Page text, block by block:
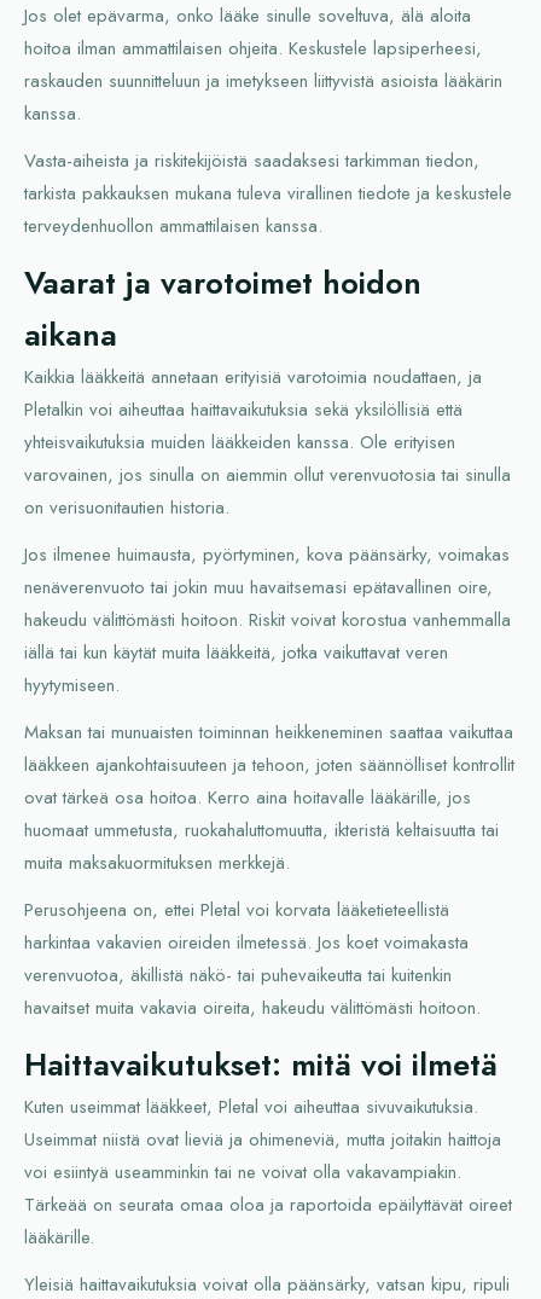
Jos olet epävarma, onko lääke sinulle soveltuva, älä aloita
hoitoa ilman ammattilaisen ohjeita. Keskustele lapsiperheesi,
raskauden suunnitteluun ja imetykseen liittyvistä asioista lääkärin
kanssa.
Vasta-aiheista ja riskitekijöistä saadaksesi tarkimman tiedon,
tarkista pakkauksen mukana tuleva virallinen tiedote ja keskustele
terveydenhuollon ammattilaisen kanssa.
Vaarat ja varotoimet hoidon
aikana
Kaikkia lääkkeitä annetaan erityisiä varotoimia noudattaen, ja
Pletalkin voi aiheuttaa haittavaikutuksia sekä yksilöllisiä että
yhteisvaikutuksia muiden lääkkeiden kanssa. Ole erityisen
varovainen, jos sinulla on aiemmin ollut verenvuotosia tai sinulla
on verisuonitautien historia.
Jos ilmenee huimausta, pyörtyminen, kova päänsärky, voimakas
nenäverenvuoto tai jokin muu havaitsemasi epätavallinen oire,
hakeudu välittömästi hoitoon. Riskit voivat korostua vanhemmalla
iällä tai kun käytät muita lääkkeitä, jotka vaikuttavat veren
hyytymiseen.
Maksan tai munuaisten toiminnan heikkeneminen saattaa vaikuttaa
lääkkeen ajankohtaisuuteen ja tehoon, joten säännölliset kontrollit
ovat tärkeä osa hoitoa. Kerro aina hoitavalle lääkärille, jos
huomaat ummetusta, ruokahaluttomuutta, ikteristä keltaisuutta tai
muita maksakuormituksen merkkejä.
Perusohjeena on, ettei Pletal voi korvata lääketieteellistä
harkintaa vakavien oireiden ilmetessä. Jos koet voimakasta
verenvuotoa, äkillistä näkö- tai puhevaikeutta tai kuitenkin
havaitset muita vakavia oireita, hakeudu välittömästi hoitoon.
Haittavaikutukset: mitä voi ilmetä
Kuten useimmat lääkkeet, Pletal voi aiheuttaa sivuvaikutuksia.
Useimmat niistä ovat lieviä ja ohimeneviä, mutta joitakin haittoja
voi esiintyä useamminkin tai ne voivat olla vakavampiakin.
Tärkeää on seurata omaa oloa ja raportoida epäilyttävät oireet
lääkärille.
Yleisiä haittavaikutuksia voivat olla päänsärky, vatsan kipu, ripuli